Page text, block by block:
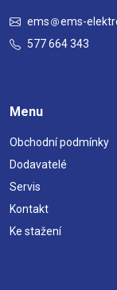
ems
ems-
577 664 343
Menu
Obchodní podmínky
Dodavatelé
Servis
Kontakt
Ke stažení